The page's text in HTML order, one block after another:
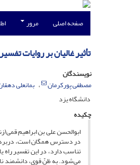
صفحه اصلی مرور
تأثیر غالیان بر روایات
نویسندگان
مصطفی پورکرمان
بمانعلی
دانشگاه یزد
چکیده
در دسترس همگان است،
تناسب دارد، در این تفسیر راه